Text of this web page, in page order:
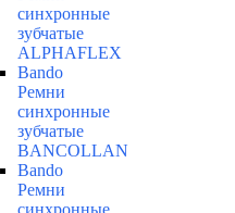
синхронные
зубчатые
ALPHAFLEX
Bando
Ремни
синхронные
зубчатые
BANCOLLAN
Bando
Ремни